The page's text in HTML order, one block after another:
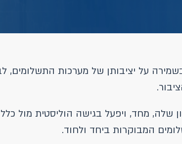
על יציבותן של מערכות התשלומים,
שלה, מחד, ויפעל בגישה הוליסטית מול
המבוקרות ביחד ולחוד.